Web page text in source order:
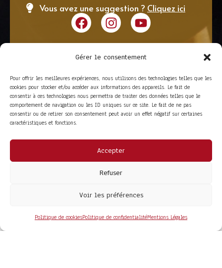
Gérer le consentement
Pour offrir les meilleures expériences, nous utilisons des technologies telles que les
cookies pour stocker et/ou accéder aux informations des appareils. Le fait de
consentir à ces technologies nous permettra de traiter des données telles que le
comportement de navigation ou les ID uniques sur ce site. Le fait de ne pas
consentir ou de retirer son consentement peut avoir un effet négatif sur certaines
caractéristiques et fonctions.
Accepter
Refuser
Voir les préférences
Politique de cookiesPolitique de confidentialitéMentions Légales
Vous avez une suggestion ? Cliquez ici
Adhérer
Conditions Générales de Vente
Mentions Légales